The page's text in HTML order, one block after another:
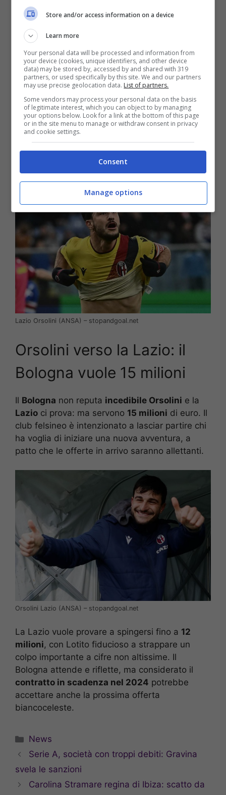
Per questo motivo laLazio vuole Orsolini.
L’esterno italiano si sposerebbe alla perfezione
nello scacchiere tattico di
anche lo spirito di sacrificio in fase difensiva a
cui è stato abituato in carriera.
Secondo quanto riferisceIl Tempo, la Lazio ha
deciso di puntare tutto suOrsolini.Era il
secondo nome della lista dopoBerardima per
quest’ultimo il Sassuolo chiede cifre
spropositate che la Lazio non può garantire. E la
prima offerta da7 milioni più 3 milioni di
è stata respinta dal Bologna.
Lazio Orsolini (ANSA) – stopandgoal.net
Orsolini verso la Lazio: il
Bologna vuole 15 milioni
Il Bologna non reputa incedibile Orsolini e la
Lazio ci prova: ma servono 15 milioni di euro. Il
club felsineo è intenzionato a lasciar partire chi
ha voglia di iniziare una nuova avventura, a
patto che le offerte in arrivo saranno allettanti.
Orsolini Lazio (ANSA) – stopandgoal.net
La Lazio vuole provare a spingersi fino a 12
milioni, con Lotito fiducioso a strappare un
colpo importante a cifre non altissime. Il
Bologna attende e riflette, ma considerato il
contratto in scadenza nel 2024 potrebbe
accettare anche la prossima offerta
biancoceleste.
Categorie
News
Serie A, società con troppi debiti: Gravina
svela le sanzioni
Carolina Stramare regina di Ibiza: scatto da
Store and/or access information on a device
Learn more
Your personal data will be processed and information from
your device (cookies, unique identifiers, and other device
data) may be stored by, accessed by and shared with 319
partners, or used specifically by this site. We and our partners
may use precise geolocation data. List of partners.
Some vendors may process your personal data on the basis
of legitimate interest, which you can object to by managing
your options below. Look for a link at the bottom of this page
or in the site menu to manage or withdraw consent in privacy
and cookie settings.
Consent
Manage options